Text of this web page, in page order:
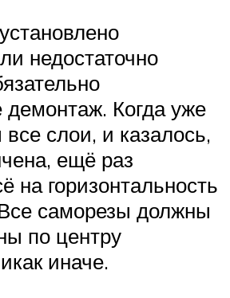
недостаточно
демонтаж. Когда уже
слои, и казалось,
ещё раз
на горизонтальность
саморезы должны
по центру
иначе.